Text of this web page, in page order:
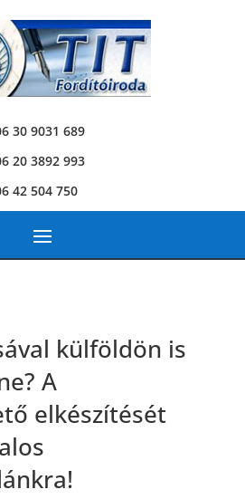
30 9031 689
20 3892 993
42 504 750
külföldön is
A
elkészítését